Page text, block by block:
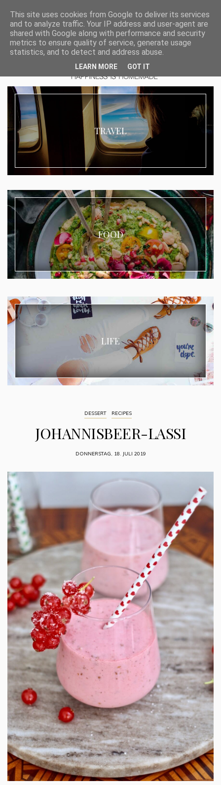
TRAVEL
FOOD
LIFE
DESSERT RECIPES
JOHANNISBEER-LASSI
DONNERSTAG, 18. JULI 2019
This site uses cookies from Google to deliver its services
and to analyze traffic. Your IP address and user-agent are
shared with Google along with performance and security
metrics to ensure quality of service, generate usage
statistics, and to detect and address abuse.
LEARN MORE GOT IT